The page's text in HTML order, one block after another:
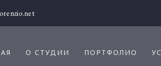
О СТУДИИ ПОРТФОЛИО